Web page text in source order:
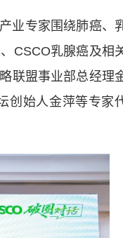
业专家围绕肺癌、
CSCO乳腺癌及相
联盟事业部总经理
创始人金萍等专家